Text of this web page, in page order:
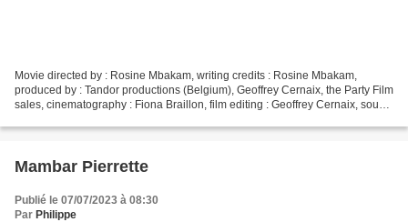
Movie directed by : Rosine Mbakam, writing credits : Rosine Mbakam,
produced by : Tandor productions (Belgium), Geoffrey Cernaix, the Party Film
sales, cinematography : Fiona Braillon, film editing : Geoffrey Cernaix, sound
Mambar Pierrette
Publié le 07/07/2023 à 08:30
Par Philippe